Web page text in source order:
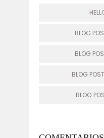
BLOG
BLOG
BLOG
BLOG